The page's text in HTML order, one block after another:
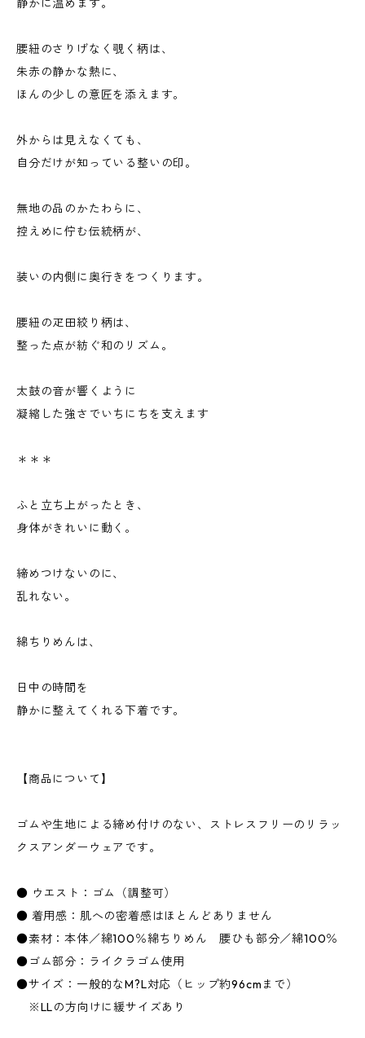
静かに温めます。
腰紐のさりげなく覗く柄は、
朱赤の静かな熱に、
ほんの少しの意匠を添えます。
外からは見えなくても、
自分だけが知っている整いの印。
無地の品のかたわらに、
控えめに佇む伝統柄が、
装いの内側に奥行きをつくります。
腰紐の疋田絞り柄は、
整った点が紡ぐ和のリズム。
太鼓の音が響くように
凝縮した強さでいちにちを支えます
＊＊＊
ふと立ち上がったとき、
身体がきれいに動く。
締めつけないのに、
乱れない。
綿ちりめんは、
日中の時間を
静かに整えてくれる下着です。
【商品について】
ゴムや生地による締め付けのない、ストレスフリーのリラッ
クスアンダーウェアです。
● ウエスト：ゴム（調整可）
● 着用感：肌への密着感はほとんどありません
●素材：本体／綿100％綿ちりめん 腰ひも部分／綿100％
●ゴム部分：ライクラゴム使用
●サイズ：一般的なM?L対応（ヒップ約96cmまで）
※LLの方向けに緩サイズあり